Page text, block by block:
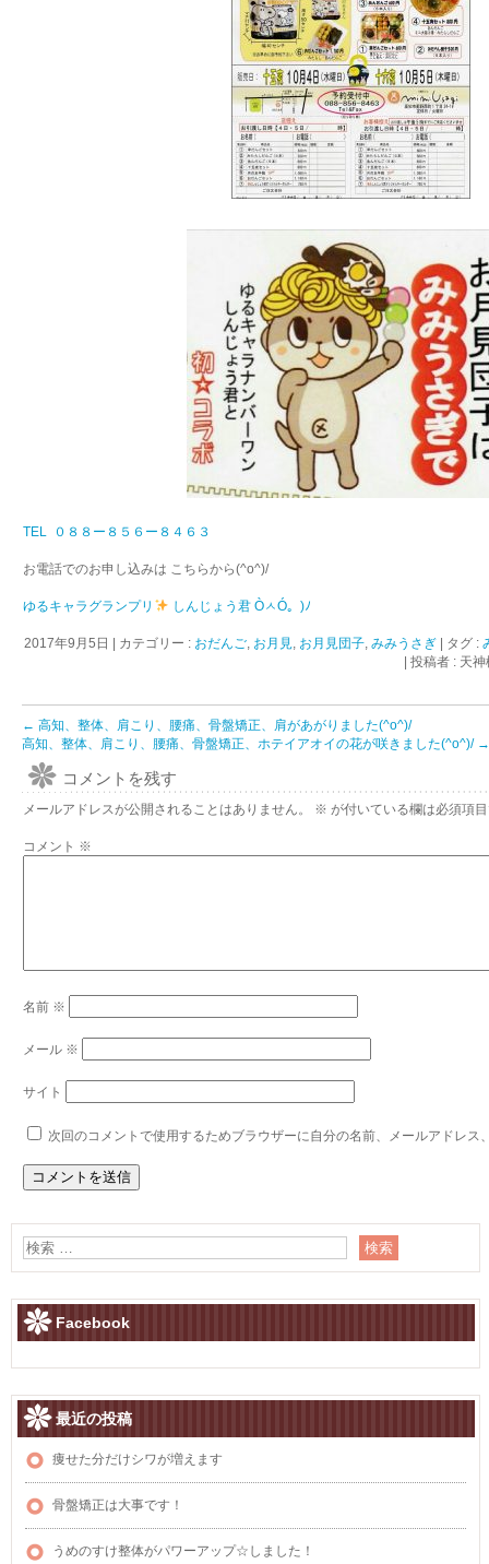
TEL ０８８ー８５６ー８４６３
お電話でのお申し込みは こちらから(^o^)/
ゆるキャラグランプリ しんじょう君 ÒㅅÓ。)ﾉ
2017年9月5日 カテゴリー : おだんご, お月見, お月見団子,みみうさぎ タグ :
|投稿者 : 天
← 高知、整体、肩こり、腰痛、骨盤矯正、肩があがりました(^o^)/
高知、整体、肩こり、腰痛、骨盤矯正、ホテイアオイの花が咲きました(^o^)/ →
コメントを残す
メールアドレスが公開されることはありません。 ※ が付いている欄は必須項
コメント ※
名前 ※
メール ※
サイト
次回のコメントで使用するためブラウザーに自分の名前、メールアドレス
Facebook
最近の投稿
痩せた分だけシワが増えます
骨盤矯正は大事です！
うめのすけ整体がパワーアップ☆しました！